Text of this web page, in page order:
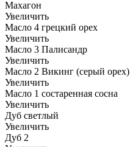
Махагон
Увеличить
Масло 4 грецкий орех
Увеличить
Масло 3 Палисандр
Увеличить
Масло 2 Викинг (серый орех)
Увеличить
Масло 1 состаренная сосна
Увеличить
Дуб светлый
Увеличить
Дуб 2